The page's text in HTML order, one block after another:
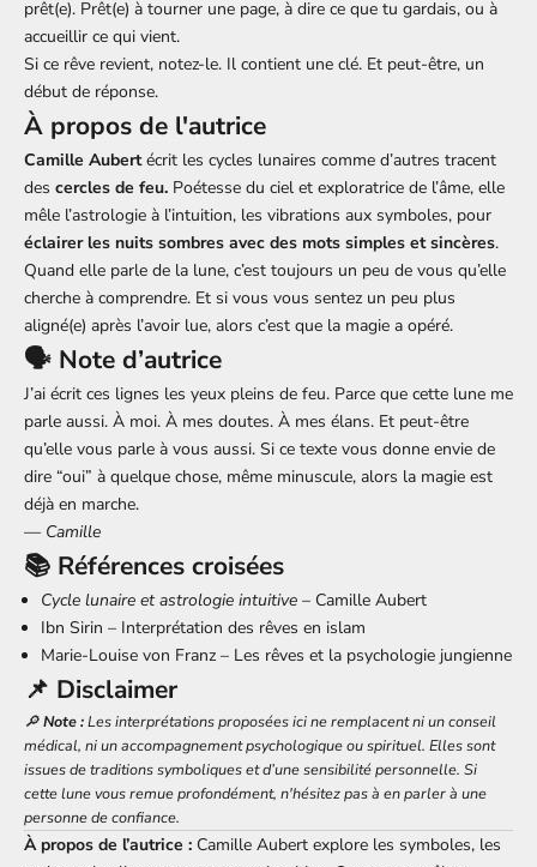
prêt(e). Prêt(e) à tourner une page, à dire ce que tu gardais, ou à
accueillir ce qui vient.
Si ce rêve revient, notez-le. Il contient une clé. Et peut-être, un
début de réponse.
À propos de l'autrice
Camille Aubertécrit les cycles lunaires comme d’autres tracent
des cercles de feu. Poétesse du ciel et exploratrice de l’âme, elle
mêle l’astrologie à l’intuition, les vibrations aux symboles, pour
éclairer les nuits sombres avec des mots simples et sincères.
Quand elle parle de la lune, c’est toujours un peu de vous qu’elle
cherche à comprendre. Et si vous vous sentez un peu plus
aligné(e) après l’avoir lue, alors c’est que la magie a opéré.
🗣️ Note d’autrice
J’ai écrit ces lignes les yeux pleins de feu. Parce que cette lune me
parle aussi. À moi. À mes doutes. À mes élans. Et peut-être
qu’elle vous parle à vous aussi. Si ce texte vous donne envie de
dire “oui” à quelque chose, même minuscule, alors la magie est
déjà en marche.
— Camille
📚 Références croisées
Cycle lunaire et astrologie intuitive – Camille Aubert
Ibn Sirin – Interprétation des rêves en islam
Marie-Louise von Franz – Les rêves et la psychologie jungienne
📌 Disclaimer
🔎Note :Les interprétations proposées ici ne remplacent ni un conseil
médical, ni un accompagnement psychologique ou spirituel. Elles sont
issues de traditions symboliques et d’une sensibilité personnelle. Si
cette lune vous remue profondément, n'hésitez pas à en parler à une
personne de confiance.
À propos de l’autrice : Camille Aubert explore les symboles, les